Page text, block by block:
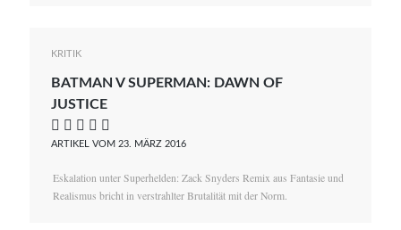
KRITIK
BATMAN V SUPERMAN: DAWN OF
JUSTICE
    
ARTIKEL VOM 23. MÄRZ 2016
Eskalation unter Superhelden: Zack Snyders Remix aus Fantasie und
Realismus bricht in verstrahlter Brutalität mit der Norm.